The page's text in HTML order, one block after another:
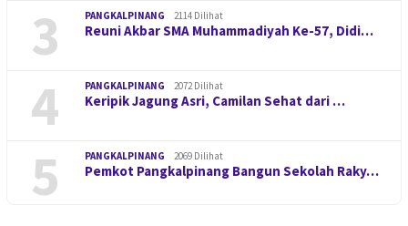
3 PANGKALPINANG 2114 Dilihat
Reuni Akbar SMA Muhammadiyah Ke-57, Didi…
4 PANGKALPINANG 2072 Dilihat
Keripik Jagung Asri, Camilan Sehat dari …
5 PANGKALPINANG 2069 Dilihat
Pemkot Pangkalpinang Bangun Sekolah Raky…